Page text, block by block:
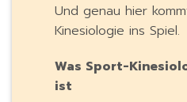
Und genau hier
Kinesiologie ins Spiel.
Was Sport-
ist